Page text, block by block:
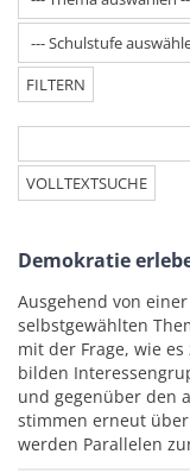
Demokratie
Ausgehend von
selbstgewählten
mit der Frage, wie
bilden
und gegenüber den
stimmen erneut
werden Parallelen